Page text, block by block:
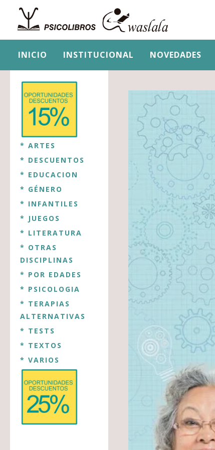
INICIO INSTITUCIONAL NOVEDADES
* ARTES
* DESCUENTOS
* EDUCACION
* GÉNERO
* INFANTILES
* JUEGOS
* LITERATURA
* OTRAS
DISCIPLINAS
* POR EDADES
* PSICOLOGIA
* TERAPIAS
ALTERNATIVAS
* TESTS
* TEXTOS
* VARIOS